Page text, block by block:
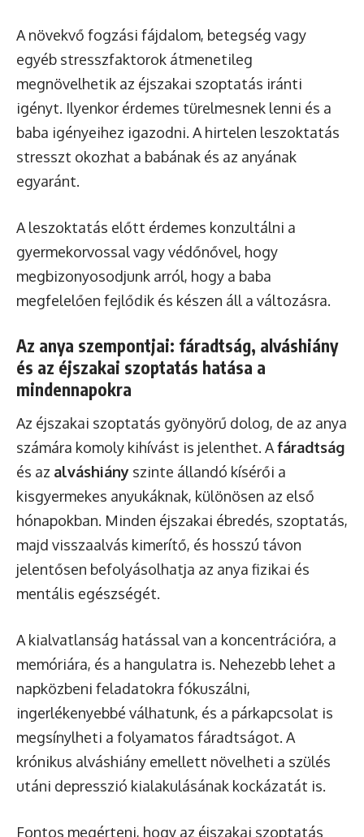
A növekvő fogzási fájdalom, betegség vagy
egyéb stresszfaktorok átmenetileg
megnövelhetik az éjszakai szoptatás iránti
igényt. Ilyenkor érdemes türelmesnek lenni és a
baba igényeihez igazodni. A hirtelen leszoktatás
stresszt okozhat a babának és az anyának
egyaránt.
A leszoktatás előtt érdemes konzultálni a
gyermekorvossal vagy védőnővel, hogy
megbizonyosodjunk arról, hogy a baba
megfelelően fejlődik és készen áll a változásra.
Az anya szempontjai: fáradtság, alváshiány
és az éjszakai szoptatás hatása a
mindennapokra
Az éjszakai szoptatás gyönyörű dolog, de az anya
számára komoly kihívást is jelenthet. Afáradtság
és az alváshiány szinte állandó kísérői a
kisgyermekes anyukáknak, különösen az első
hónapokban. Minden éjszakai ébredés, szoptatás,
majd visszaalvás kimerítő, és hosszú távon
jelentősen befolyásolhatja az anya fizikai és
mentális egészségét.
A kialvatlanság hatással van a koncentrációra, a
memóriára, és a hangulatra is. Nehezebb lehet a
napközbeni feladatokra fókuszálni,
ingerlékenyebbé válhatunk, és a párkapcsolat is
megsínylheti a folyamatos fáradtságot. A
krónikus alváshiány emellett növelheti a szülés
utáni depresszió kialakulásának kockázatát is.
Fontos megérteni, hogy az éjszakai szoptatás